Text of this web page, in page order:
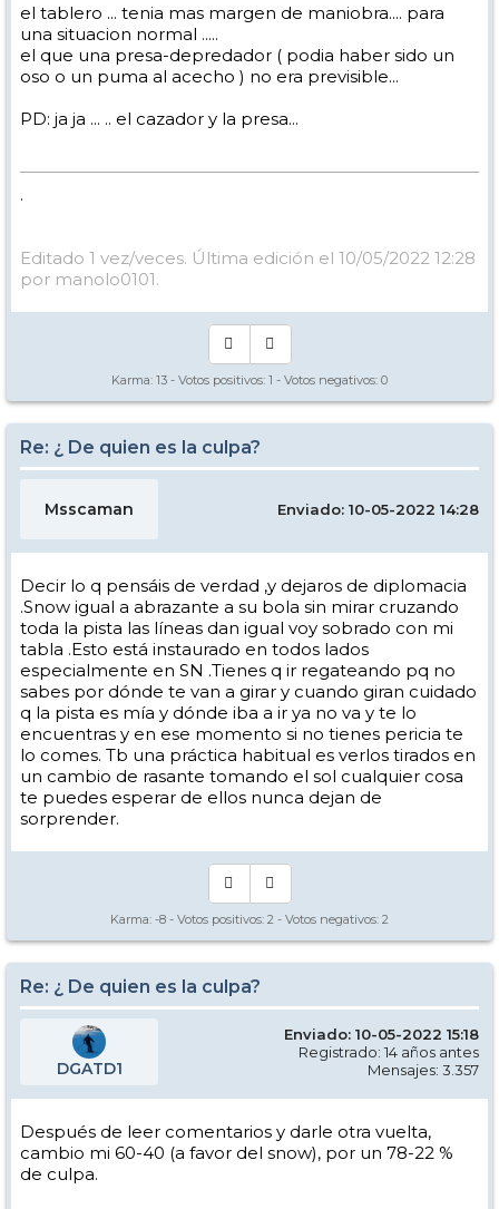
el tablero ... tenia mas margen de maniobra.... para
una situacion normal .....
el que una presa-depredador ( podia haber sido un
oso o un puma al acecho ) no era previsible...
PD: ja ja ... .. el cazador y la presa...
.
Editado 1 vez/veces. Última edición el 10/05/2022 12:28
por manolo0101.
Karma: 13 - Votos positivos: 1 - Votos negativos: 0
Re: ¿ De quien es la culpa?
Msscaman Enviado: 10-05-2022 14:28
Decir lo q pensáis de verdad ,y dejaros de diplomacia
.Snow igual a abrazante a su bola sin mirar cruzando
toda la pista las líneas dan igual voy sobrado con mi
tabla .Esto está instaurado en todos lados
especialmente en SN .Tienes q ir regateando pq no
sabes por dónde te van a girar y cuando giran cuidado
q la pista es mía y dónde iba a ir ya no va y te lo
encuentras y en ese momento si no tienes pericia te
lo comes. Tb una práctica habitual es verlos tirados en
un cambio de rasante tomando el sol cualquier cosa
te puedes esperar de ellos nunca dejan de
sorprender.
Karma: -8 - Votos positivos: 2 - Votos negativos: 2
Re: ¿ De quien es la culpa?
DGATD1
Enviado: 10-05-2022 15:18
Registrado: 14 años antes
Mensajes: 3.357
Después de leer comentarios y darle otra vuelta,
cambio mi 60-40 (a favor del snow), por un 78-22 %
de culpa.